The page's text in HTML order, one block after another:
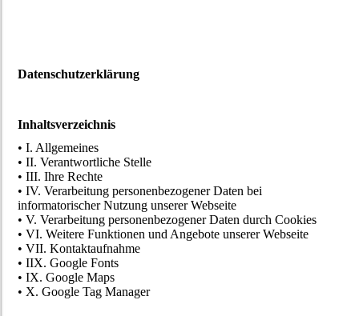
Datenschutzerklärung
Inhaltsverzeichnis
• I. Allgemeines
• II. Verantwortliche Stelle
• III. Ihre Rechte
• IV. Verarbeitung personenbezogener Daten bei
informatorischer Nutzung unserer Webseite
• V. Verarbeitung personenbezogener Daten durch Cookies
• VI. Weitere Funktionen und Angebote unserer Webseite
• VII. Kontaktaufnahme
• IIX. Google Fonts
• IX. Google Maps
• X. Google Tag Manager